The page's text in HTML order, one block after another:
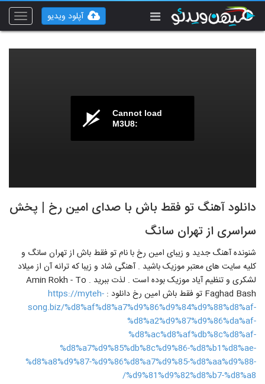
Toggle
آپلود ویدیو
Cannot load
M3U8:
دانلود آهنگ تو فقط باش با صدای امین رخ | پخش
سراسری از تهران سانگ
شنونده آهنگ جدید و زیبای امین رخ با نام تو فقط باش از تهران سانگ و
کلیه سایت های معتبر موزیک باشید . آهنگی شاد و زیبا که ترانه آن از میلاد
لشکری و تنظیم آیاد موزیک بوده است . لذت ببرید . Amin Rokh - To
Faghad Bash تو فقط باش امین رخ دانلود :
https://myteh-
song.biz/%d8%af%d8%a7%d9%86%d9%84%d9%88%d8%af-
%d8%a2%d9%87%d9%86%da%af-
%d8%ac%d8%af%db%8c%d8%af-
%d8%a7%d9%85%db%8c%d9%86-%d8%b1%d8%ae-
%d8%a8%d9%87-%d9%86%d8%a7%d9%85-%d8%aa%d9%88-
%d9%81%d9%82%d8%b7-%d8%a8/